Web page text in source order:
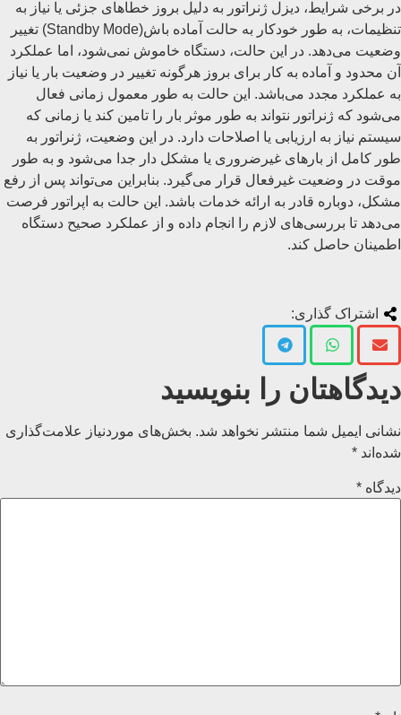
در برخی شرایط، دیزل ژنراتور به دلیل بروز خطاهای جزئی یا نیاز به
تنظیمات، به طور خودکار به حالت آماده‌ باش(Standby Mode) تغییر
وضعیت می‌دهد. در این حالت، دستگاه خاموش نمی‌شود، اما عملکرد
آن محدود و آماده به کار برای بروز هرگونه تغییر در وضعیت بار یا نیاز
به عملکرد مجدد می‌باشد. این حالت به طور معمول زمانی فعال
می‌شود که ژنراتور نتواند به طور موثر بار را تامین کند یا زمانی که
سیستم نیاز به ارزیابی یا اصلاحات دارد. در این وضعیت، ژنراتور به
طور کامل از بارهای غیرضروری یا مشکل‌ دار جدا می‌شود و به طور
موقت در وضعیت غیرفعال قرار می‌گیرد. بنابراین می‌تواند پس از رفع
مشکل، دوباره قادر به ارائه خدمات باشد. این حالت به اپراتور فرصت
می‌دهد تا بررسی‌های لازم را انجام داده و از عملکرد صحیح دستگاه
اطمینان حاصل کند.
اشتراک گذاری:
دیدگاهتان را بنویسید
نشانی ایمیل شما منتشر نخواهد شد. بخش‌های موردنیاز علامت‌گذاری
شده‌اند *
دیدگاه *